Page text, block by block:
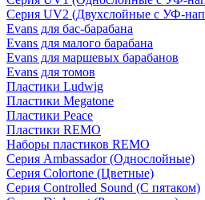
Серия UV2 (Двухслойные с УФ-
Evans для бас-барабана
Evans для малого барабана
Evans для маршевых барабанов
Evans для томов
Пластики Ludwig
Пластики Megatone
Пластики Peace
Пластики REMO
Наборы пластиков REMO
Серия Ambassador (Однослойные)
Серия Colortone (Цветные)
Серия Controlled Sound (С пятаком)